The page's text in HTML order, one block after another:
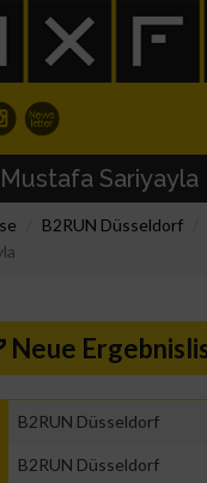
Sariyayla
B2RUN Düsseldorf
Neue
B2RUN Düsseldorf
B2RUN Düsseldorf